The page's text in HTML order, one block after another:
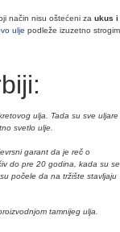
način nisu oštećeni za ukus i
ulje podleže izuzetno strogim
ulja. Tada su sve uljare
svetlo ulje.
garant da je reč o
do pre 20 godina, kada su se
počele da na tržište stavljaju
tamnijeg ulja.